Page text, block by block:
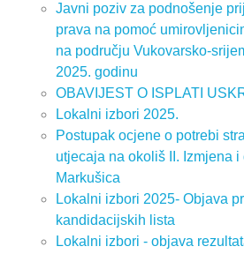
Javni poziv za podnošenje
prava na pomoć
na području Vukovarsko-
2025. godinu
OBAVIJEST O ISPLATI
Lokalni izbori 2025.
Postupak ocjene o potrebi
utjecaja na okoliš II. Izmjena
Markušica
Lokalni izbori 2025- Objava
kandidacijskih lista
Lokalni izbori - objava